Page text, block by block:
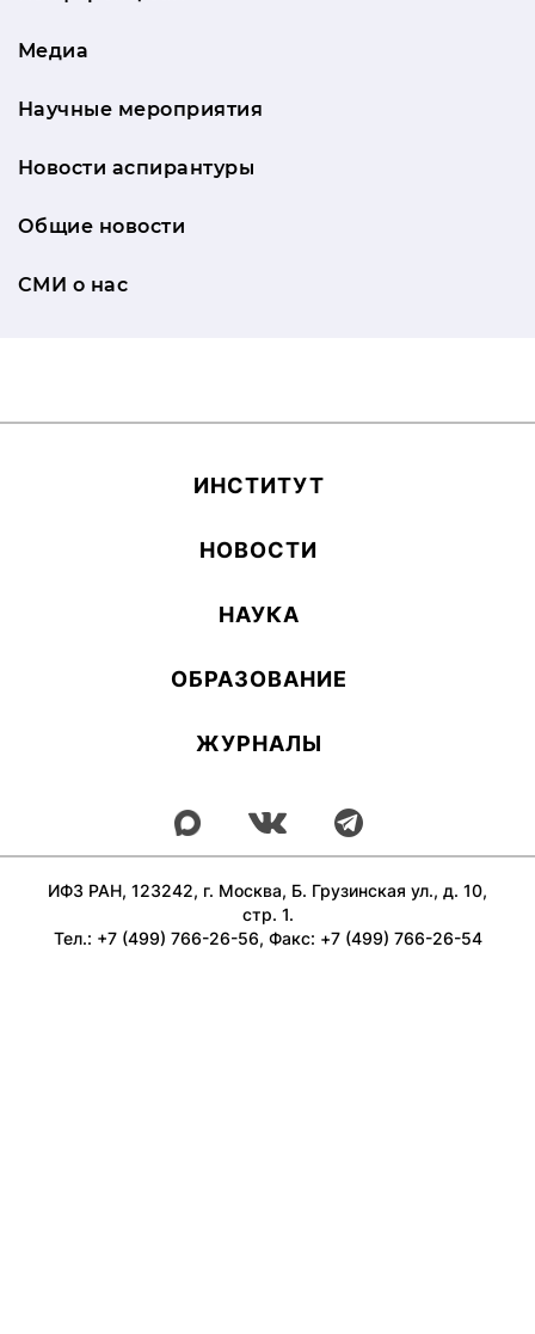
Медиа
Научные мероприятия
Новости аспирантуры
Общие новости
СМИ о нас
ИН­СТИ­ТУТ
НОВОСТИ
НАУКА
ОБ­РА­ЗОВА­НИЕ
ЖУРНАЛЫ
ИФЗ РАН, 123242, г. Москва, Б. Грузинская ул., д. 10,
стр. 1.
Тел.: +7 (499) 766-26-56, Факс: +7 (499) 766-26-54